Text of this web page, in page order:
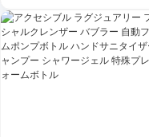
ラグジュアリー フローザー
ブパッケージボトル 消火器
ル